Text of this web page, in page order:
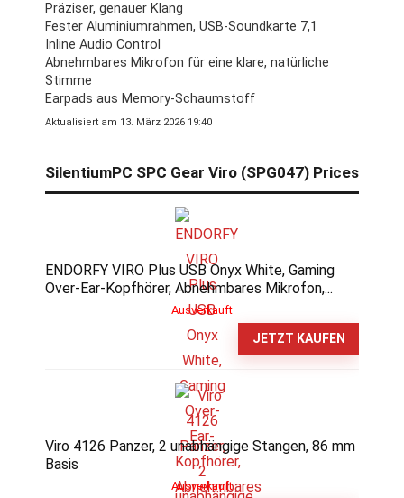
Präziser, genauer Klang
Fester Aluminiumrahmen, USB-Soundkarte 7,1
Inline Audio Control
Abnehmbares Mikrofon für eine klare, natürliche
Stimme
Earpads aus Memory-Schaumstoff
Aktualisiert am 13. März 2026 19:40
SilentiumPC SPC Gear Viro (SPG047) Prices
ENDORFY VIRO Plus USB Onyx White, Gaming
Over-Ear-Kopfhörer, Abnehmbares Mikrofon,...
Ausverkauft
JETZT KAUFEN
Viro 4126 Panzer, 2 unabhängige Stangen, 86 mm
Basis
Ausverkauft